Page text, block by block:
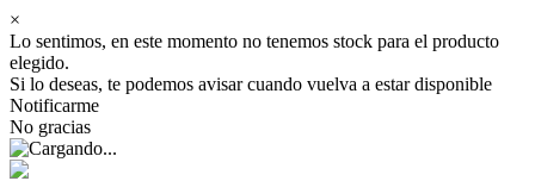
×
Lo sentimos, en este momento no tenemos stock para el producto
elegido.
Si lo deseas, te podemos avisar cuando vuelva a estar disponible
Notificarme
No gracias